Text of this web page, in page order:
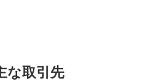
な取引先